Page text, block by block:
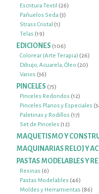
productos
Escritura Textil 2626
Pañuelos Seda 33
Strass Cristal 11
Telas 1919
productos
EDICIONES 106106
productos
Colorear (Arte Terapia) 2626
Dibujo, Acuarela, Óleo 2020
Varios 3636
productos
PINCELES 7575
productos
Pinceles Redondos 1212
Pinceles Planos y Especiales
Paletinas y Rodillos 1717
Set de Pinceles 1212
productos
MAQUETISMO Y
MAQUINARIAS RELOJ Y
PASTAS MODELABLES Y
Resinas 66
productos
Pastas Modelables 4646
Moldes y Herramientas 8686